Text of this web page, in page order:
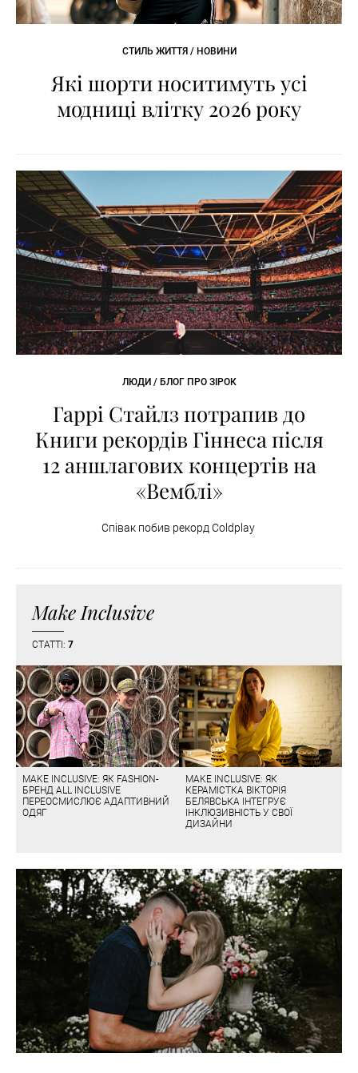
СТИЛЬ ЖИТТЯ / НОВИНИ
Які шорти носитимуть усі
модниці влітку 2026 року
ЛЮДИ / БЛОГ ПРО ЗІРОК
Гаррі Стайлз потрапив до
Книги рекордів Гіннеса після
12 аншлагових концертів на
«Вемблі»
Співак побив рекорд Coldplay
Make Inclusive
СТАТТІ: 7
MAKE INCLUSIVE: ЯК FASHION-
БРЕНД ALL INCLUSIVE
ПЕРЕОСМИСЛЮЄ АДАПТИВНИЙ
ОДЯГ
MAKE INCLUSIVE: ЯК
КЕРАМІСТКА ВІКТОРІЯ
БЕЛЯВСЬКА ІНТЕГРУЄ
ІНКЛЮЗИВНІСТЬ У СВОЇ
ДИЗАЙНИ